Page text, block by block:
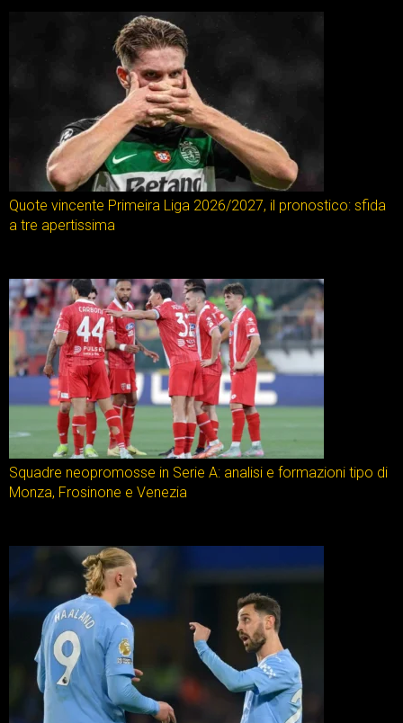
Quote vincente Primeira Liga 2026/2027, il pronostico: sfida
a tre apertissima
Squadre neopromosse in Serie A: analisi e formazioni tipo di
Monza, Frosinone e Venezia